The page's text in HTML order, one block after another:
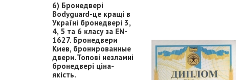
6) Бронедвері
Bodyguard-це кращі в
Україні бронедвері 3,
4, 5 та 6 класу за EN-
1627. Бронедвери
Киев, бронированные
двери.Топові незламні
бронедвері ціна-
якість.